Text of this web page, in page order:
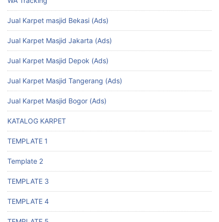
Jual Karpet masjid Bekasi (Ads)
Jual Karpet Masjid Jakarta (Ads)
Jual Karpet Masjid Depok (Ads)
Jual Karpet Masjid Tangerang (Ads)
Jual Karpet Masjid Bogor (Ads)
KATALOG KARPET
TEMPLATE 1
Template 2
TEMPLATE 3
TEMPLATE 4